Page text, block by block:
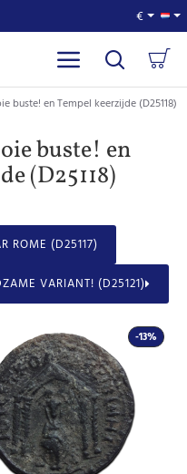
€
buste! en Tempel keerzijde (D25118)
buste! en
(D25118)
ROME (D25117)
VARIANT! (D25121)
-13%